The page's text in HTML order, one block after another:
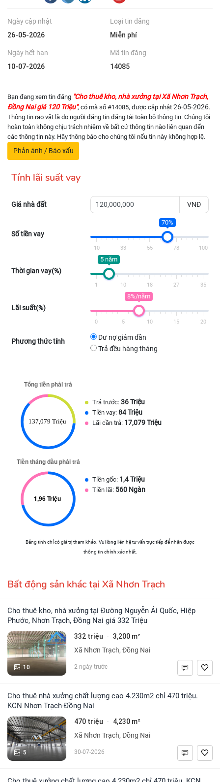
Ngày cập nhật
26-05-2026
Loại tin đăng
Miễn phí
Ngày hết hạn
10-07-2026
Mã tin đăng
14085
Bạn đang xem tin đăng "Cho thuê kho, nhà xưởng tại Xã Nhơn Trạch,
Đồng Nai giá 120 Triệu", có mã số #14085, được cập nhật 26-05-2026.
Thông tin rao vặt là do người đăng tin đăng tải toàn bộ thông tin. Chúng tôi
hoàn toàn không chịu trách nhiệm về bất cứ thông tin nào liên quan đến
các thông tin này. Hãy thông báo cho chúng tôi nếu tin này không hợp lệ.
Phản ánh / Báo xấu
Tính lãi suất vay
Giá nhà đất VNĐ
Số tiền vay
70%
10 33 55 78 100
Thời gian vay(%)
5 năm
1 10 18 27 35
Lãi suất(%)
8%/năm
0 5 10 15 20
Phương thức tính
Dư nợ giảm dần
Trả đều hàng tháng
Trả trước: 36 Triệu
Tiền vay: 84 Triệu
Lãi cần trả: 17,079 Triệu
Tiền gốc: 1,4 Triệu
Tiền lãi: 560 Ngàn
Bảng tính chỉ có giá trị tham khảo. Vui lòng liên hệ tư vấn trực tiếp để nhận được
thông tin chính xác nhất.
Bất động sản khác tại Xã Nhơn Trạch
Cho thuê kho, nhà xưởng tại Đường Nguyễn Ái Quốc, Hiệp
Phước, Nhơn Trạch, Đồng Nai giá 332 Triệu
10
332 triệu · 3,200 m²
Xã Nhơn Trạch, Đồng Nai
2 ngày trước
Cho thuê nhà xưởng chất lượng cao 4.230m2 chỉ 470 triệu.
KCN Nhơn Trạch-Đồng Nai
5
470 triệu · 4,230 m²
Xã Nhơn Trạch, Đồng Nai
30-07-2026